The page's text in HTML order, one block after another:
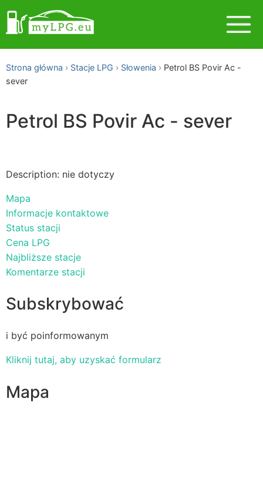
Strona główna Stacje LPG Słowenia
Petrol BS Povir Ac -
sever
Petrol BS Povir Ac - sever
Description: nie dotyczy
Mapa
Informacje kontaktowe
Status stacji
Cena LPG
Najbliższe stacje
Komentarze stacji
Subskrybować
i być poinformowanym
Kliknij tutaj, aby uzyskać formularz
Mapa